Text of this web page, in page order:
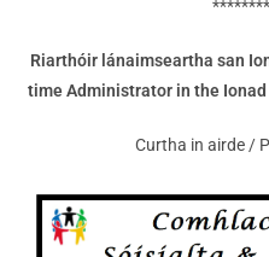
Riarthóir lánaimseartha san
time Administrator in the
Curtha in airde /